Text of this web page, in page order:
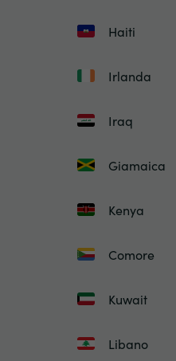
Haiti
Irlanda
Iraq
Giamaica
Kenya
Comore
Kuwait
Libano